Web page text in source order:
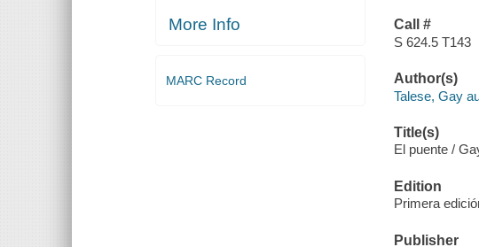
More Info
MARC Record
Call #
S 624.5 T143
Author(s)
Talese, Gay
Title(s)
El puente /
Edition
Primera
Publisher